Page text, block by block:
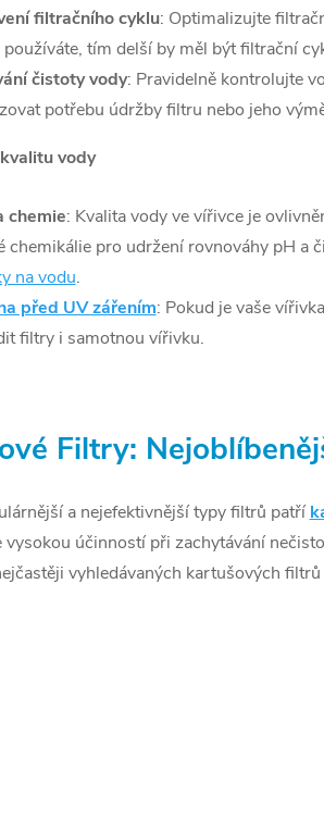
filtračního cyklu: Optimalizujte
tím delší by měl být filtrační
čistoty vody: Pravidelně kontrolujte
potřebu údržby filtru nebo jeho
vody
chemie: Kvalita vody ve vířivce je
chemikálie pro udržení rovnováhy pH a
na vodu.
před UV zářením: Pokud je vaše
filtry i samotnou vířivku.
Filtry:
a nejefektivnější typy filtrů patří
vysokou účinností při zachytávání
vyhledávaných kartušových